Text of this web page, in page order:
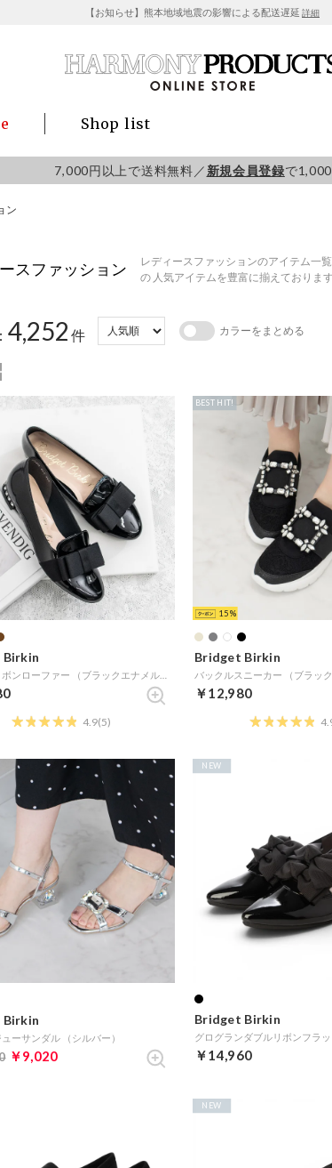
【お知らせ】熊本地域地震の影響による配送遅延 詳細
Shop list
7,000円以上で送料無料／ 新規会員登録で
ン
スファッション
レディースファッションのアイテム一
の 人気アイテムを豊富に揃えております
4,252 件 カラーをまとめる
4.9(5)
BEST HIT!
15
Bridget Birkin
バックルスニーカー （ブラック
￥12,980
ーサンダル （シルバー）
￥9,020
NEW
Bridget Birkin
￥14,960
NEW